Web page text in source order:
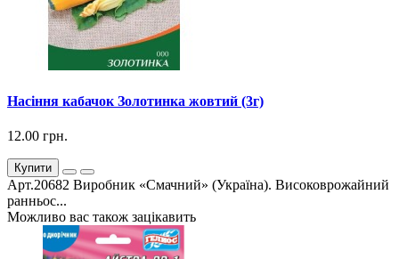
Насіння кабачок Золотинка жовтий (3г)
12.00 грн.
Купити
Арт.20682 Виробник «Смачний» (Україна). Високоврожайний
ранньос...
Можливо вас також зацікавить